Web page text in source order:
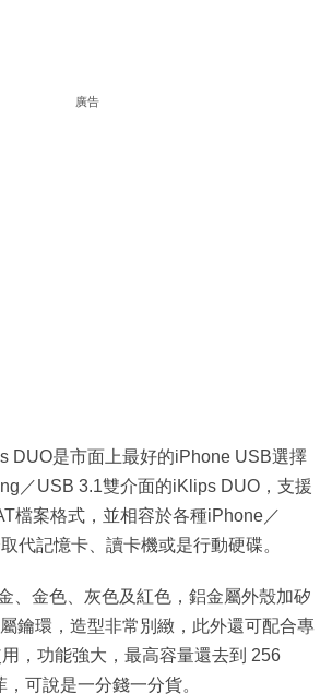
廣告
DUO是市面上最好的iPhone USB選擇
／USB 3.1雙介面的iKlips DUO，支援
檔案格式，並相容於各種iPhone／
代記憶卡、讀卡機或是行動硬碟。
、金色、灰色及紅色，鋁金屬外殼加矽
鑰環，造型非常別緻，此外還可配合專
，功能強大，最高容量還去到 256
可說是一分錢一分貨。